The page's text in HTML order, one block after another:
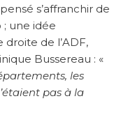
s’affranchir de
; une idée
de l’ADF,
Bussereau : «
les
pas à la